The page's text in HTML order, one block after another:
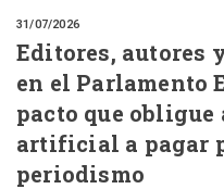
31/07/2026
Editores, autores
en el Parlamento
pacto que
artificial a pagar
periodismo